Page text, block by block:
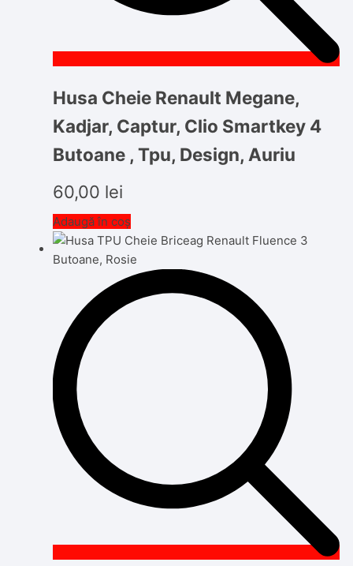
Husa Cheie Renault Megane,
Kadjar, Captur, Clio Smartkey 4
Butoane , Tpu, Design, Auriu
60,00 lei
Adaugă în coș